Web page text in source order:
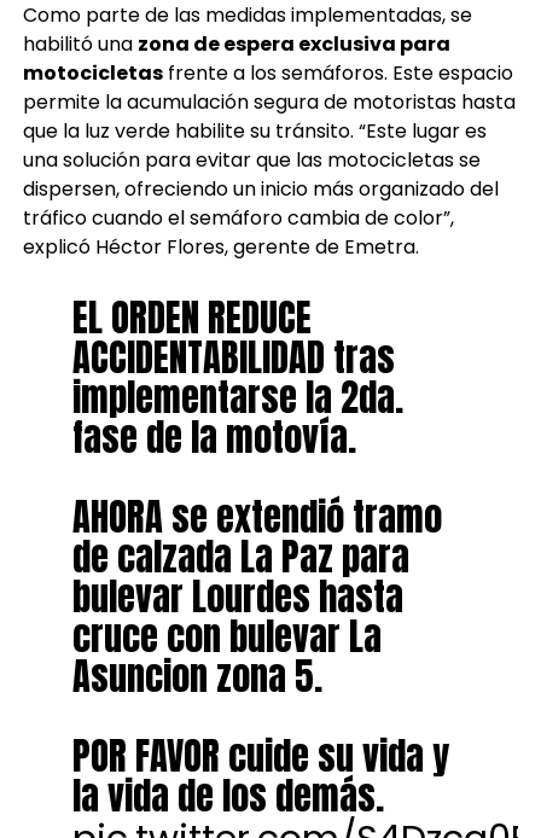
Como parte de las medidas implementadas, se
habilitó una zona de espera exclusiva para
motocicletasfrente a los semáforos. Este espacio
permite la acumulación segura de motoristas hasta
que la luz verde habilite su tránsito. “Este lugar es
una solución para evitar que las motocicletas se
dispersen, ofreciendo un inicio más organizado del
tráfico cuando el semáforo cambia de color”,
explicó Héctor Flores, gerente de Emetra.
EL ORDEN REDUCE
ACCIDENTABILIDAD tras
implementarse la 2da.
fase de la motovía.
AHORA se extendió tramo
de calzada La Paz para
bulevar Lourdes hasta
cruce con bulevar La
Asuncion zona 5.
POR FAVOR cuide su vida y
la vida de los demás.